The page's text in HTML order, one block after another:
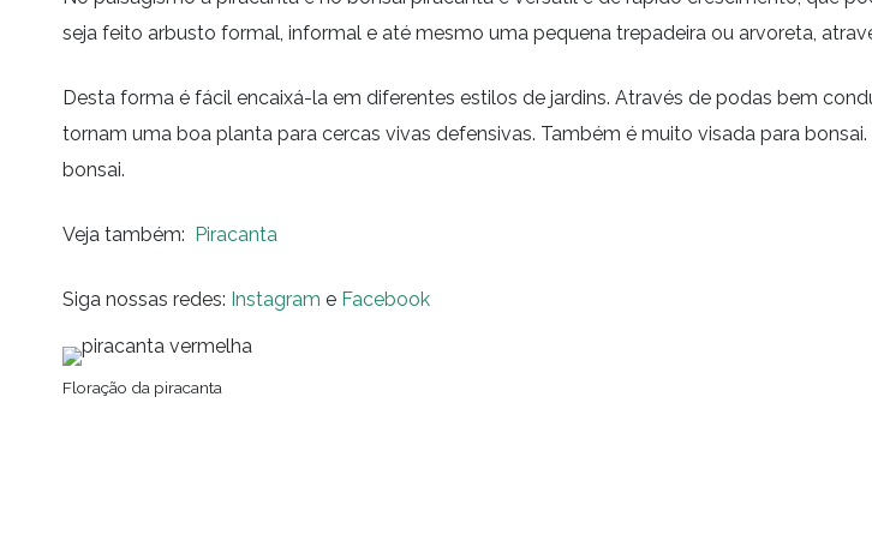
seja feito arbusto formal, informal e até mesmo uma pequena trepadeira ou arvoreta,
Desta forma é fácil encaixá-la em diferentes estilos de jardins. Através de podas bem
tornam uma boa planta para cercas vivas defensivas. Também é muito visada para
bonsai.
Veja também: Piracanta
Siga nossas redes: Instagram e Facebook
Floração da piracanta